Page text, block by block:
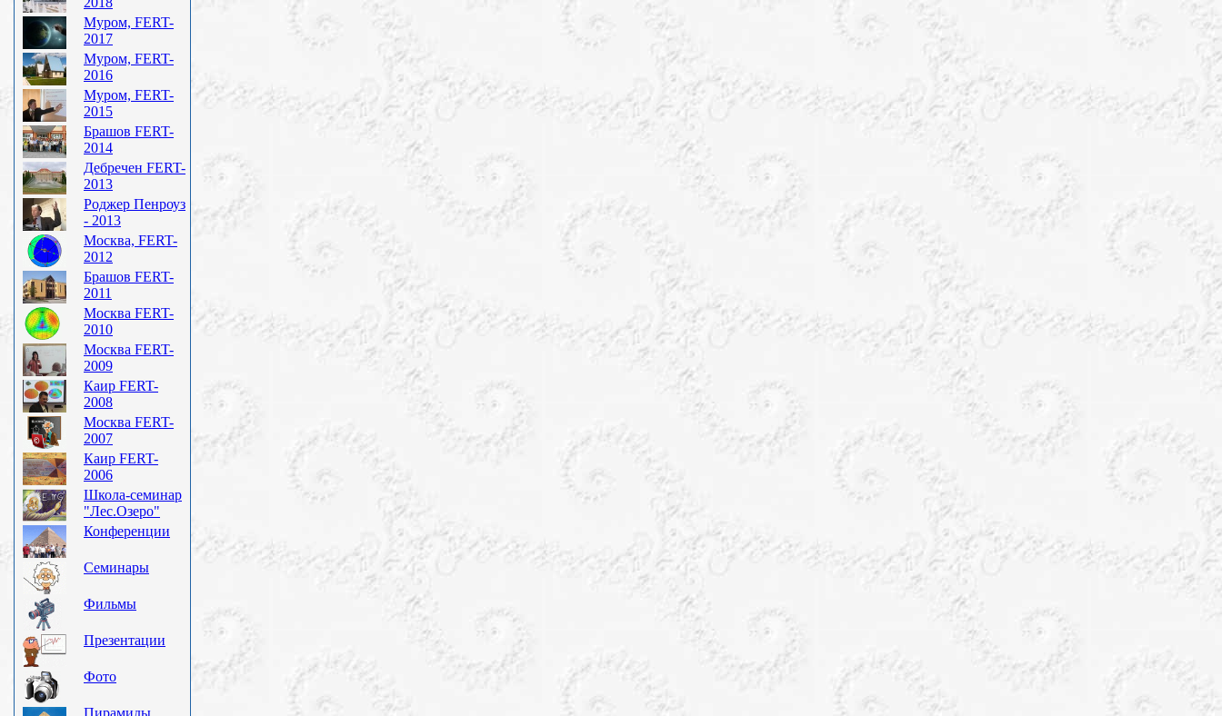
Муром, FERT-
2017
Муром, FERT-
2016
Муром, FERT-
2015
Брашов FERT-
2014
Дебречен FERT-
2013
Роджер Пенроуз
- 2013
Москва, FERT-
2012
Брашов FERT-
2011
Москва FERT-
2010
Москва FERT-
2009
Каир FERT-
2008
Москва FERT-
2007
Каир FERT-
2006
Школа-семинар
"Лес.Озеро"
Конференции
Семинары
Фильмы
Презентации
Фото
Пирамиды